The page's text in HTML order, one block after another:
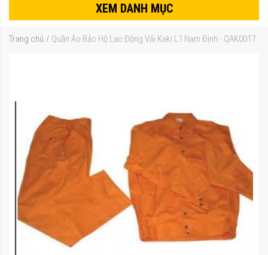
XEM DANH MỤC
Trang chủ Quần Áo Bảo Hộ Lao Động Vải Kaki L1 Nam Định - QAK0017
phần
viện
hình
ảnh